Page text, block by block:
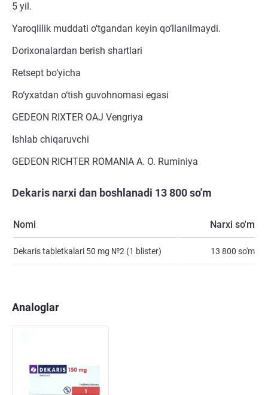
5 yil.
Yaroqlilik muddati o‘tgandan keyin qo‘llanilmaydi.
Dorixonalardan berish shartlari
Retsept bo‘yicha
Ro‘yxatdan o‘tish guvohnomasi egasi
GEDEON RIXTER OAJ Vengriya
Ishlab chiqaruvchi
GEDEON RICHTER ROMANIA A. O. Ruminiya
Dekaris narxi dan boshlanadi 13 800 so'm
Nomi Narxi so'm
Dekaris tabletkalari 50 mg №2 (1 blister) 13 800 so'm
Analoglar